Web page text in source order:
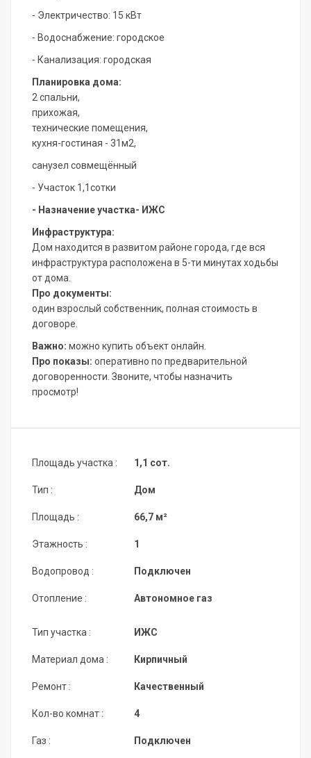
- Электричество: 15 кВт
- Водоснабжение: городское
- Канализация: городская
Планировка дома:
2 спальни,
прихожая,
технические помещения,
кухня-гостиная - 31м2,
санузел совмещённый
- Участок 1,1сотки
- Назначение участка- ИЖС
Инфраструктура:
Дом находится в развитом районе города, где вся
инфраструктура расположена в 5-ти минутах ходьбы
от дома.
Про документы:
один взрослый собственник, полная стоимость в
договоре.
Важно: можно купить объект онлайн.
Про показы: оперативно по предварительной
договоренности. Звоните, чтобы назначить
просмотр!
Площадь участка :
Тип :
Площадь :
Этажность :
Водопровод :
Отопление :
1,1 сот.
Дом
66,7 м²
1
Подключен
Автономное газ
Тип участка :
Материал дома :
Ремонт :
Кол-во комнат :
Газ :
ИЖС
Кирпичный
Качественный
4
Подключен